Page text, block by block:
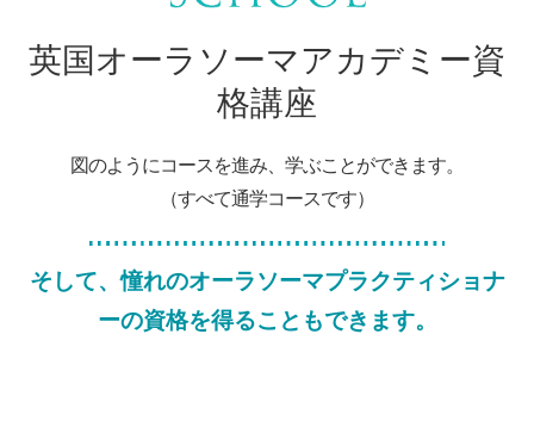
英国オーラソーマアカデミー資
格講座
図のようにコースを進み、学ぶことができます。
（すべて通学コースです）
そして、憧れのオーラソーマプラクティショナ
ーの資格を得ることもできます。